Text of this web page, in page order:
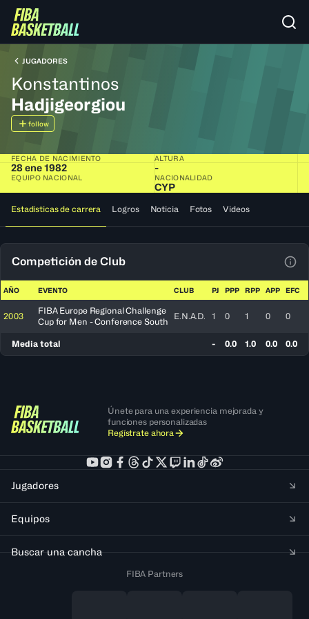
JUGADORES
Konstantinos
Hadjigeorgiou
follow
FECHA DE NACIMIENTO
28 ene 1982
ALTURA
-
EQUIPO NACIONAL NACIONALIDAD
CYP
Estadísticas de carrera Logros Noticia Fotos Videos
Competición de Club
AÑO EVENTO CLUB PJ PPP RPP APP EFC
2003
FIBA Europe Regional Challenge
Cup for Men - Conference South
E.N.A.D. 1 0 1 0 0
Media total - 0.0 1.0 0.0 0.0
Únete para una experiencia mejorada y
funciones personalizadas
Regístrate ahora
Jugadores
Equipos
Buscar una cancha
FIBA Partners